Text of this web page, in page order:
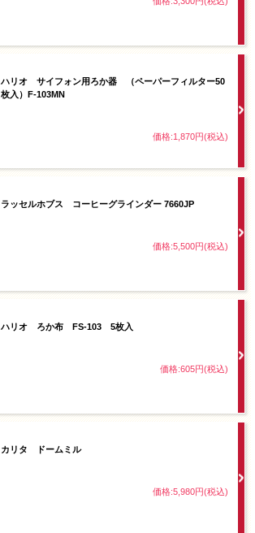
ハリオ サイフォン用ろか器 （ペーパーフィルター50
枚入）F-103MN
価格:1,870円(税込)
ラッセルホブス コーヒーグラインダー 7660JP
価格:5,500円(税込)
ハリオ ろか布 FS-103 5枚入
価格:605円(税込)
カリタ ドームミル
価格:5,980円(税込)